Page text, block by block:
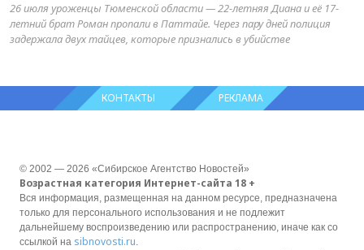
26 июля уроженцы Тюменской области — 22-летняя Диана и её 17-
летний брат Роман пропали в Паттайе. Через пару дней полиция
задержала двух тайцев, которые признались в убийстве
КОНТАКТЫ РЕКЛАМА
© 2002 — 2026 «Сибирское Агентство Новостей»
Возрастная категория Интернет-сайта 18 +
Вся информация, размещенная на данном ресурсе, предназначена
только для персонального использования и не подлежит
дальнейшему воспроизведению или распространению, иначе как со
ссылкой на sibnovosti.ru.